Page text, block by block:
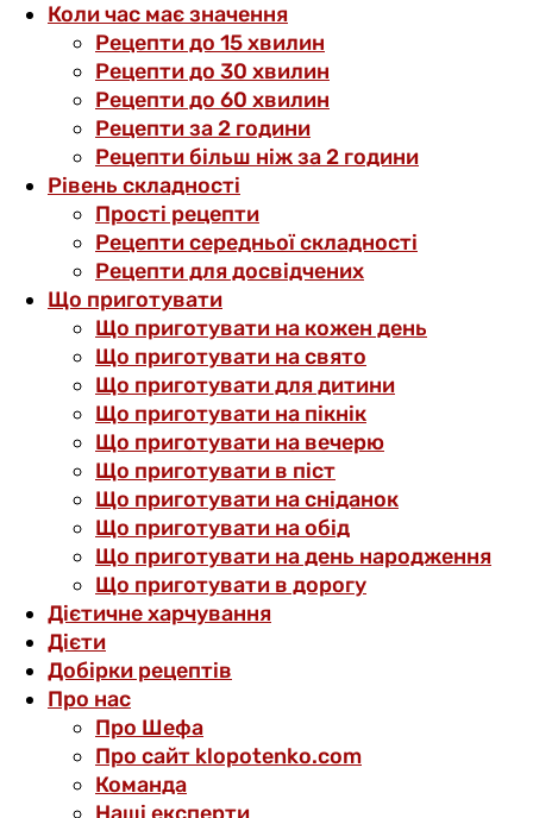
Коли час має значення
Рецепти до 15 хвилин
Рецепти до 30 хвилин
Рецепти до 60 хвилин
Рецепти за 2 години
Рецепти більш ніж за 2 години
Рівень складності
Прості рецепти
Рецепти середньої складності
Рецепти для досвідчених
Що приготувати
Що приготувати на кожен день
Що приготувати на свято
Що приготувати для дитини
Що приготувати на пікнік
Що приготувати на вечерю
Що приготувати в піст
Що приготувати на сніданок
Що приготувати на обід
Що приготувати на день народження
Що приготувати в дорогу
Дієтичне харчування
Дієти
Добірки рецептів
Про нас
Про Шефа
Про сайт klopotenko.com
Команда